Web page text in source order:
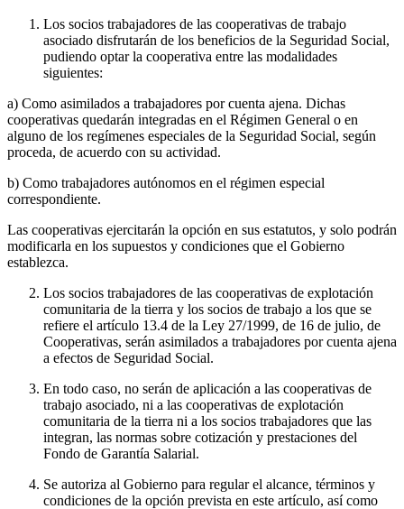
Los socios trabajadores de las cooperativas de trabajo
asociado disfrutarán de los beneficios de la Seguridad Social,
pudiendo optar la cooperativa entre las modalidades
siguientes:
a) Como asimilados a trabajadores por cuenta ajena. Dichas
cooperativas quedarán integradas en el Régimen General o en
alguno de los regímenes especiales de la Seguridad Social, según
proceda, de acuerdo con su actividad.
b) Como trabajadores autónomos en el régimen especial
correspondiente.
Las cooperativas ejercitarán la opción en sus estatutos, y solo podrán
modificarla en los supuestos y condiciones que el Gobierno
establezca.
Los socios trabajadores de las cooperativas de explotación
comunitaria de la tierra y los socios de trabajo a los que se
refiere el artículo 13.4 de la Ley 27/1999, de 16 de julio, de
Cooperativas, serán asimilados a trabajadores por cuenta ajena
a efectos de Seguridad Social.
En todo caso, no serán de aplicación a las cooperativas de
trabajo asociado, ni a las cooperativas de explotación
comunitaria de la tierra ni a los socios trabajadores que las
integran, las normas sobre cotización y prestaciones del
Fondo de Garantía Salarial.
Se autoriza al Gobierno para regular el alcance, términos y
condiciones de la opción prevista en este artículo, así como